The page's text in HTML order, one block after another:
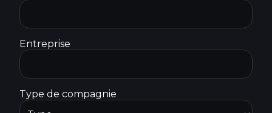
Entreprise
Type de compagnie